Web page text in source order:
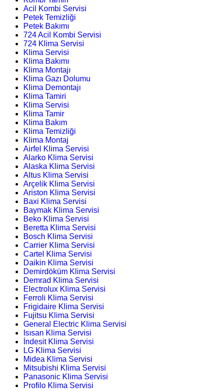
Acil Kombi Servisi
Petek Temizliği
Petek Bakımı
724 Acil Kombi Servisi
724 Klima Servisi
Klima Servisi
Klima Bakımı
Klima Montajı
Klima Gazı Dolumu
Klima Demontajı
Klima Tamiri
Klima Servisi
Klima Tamir
Klima Bakım
Klima Temizliği
Klima Montaj
Airfel Klima Servisi
Alarko Klima Servisi
Alaska Klima Servisi
Altus Klima Servisi
Arçelik Klima Servisi
Ariston Klima Servisi
Baxi Klima Servisi
Baymak Klima Servisi
Beko Klima Servisi
Beretta Klima Servisi
Bosch Klima Servisi
Carrier Klima Servisi
Cartel Klima Servisi
Daikin Klima Servisi
Demirdöküm Klima Servisi
Demrad Klima Servisi
Electrolux Klima Servisi
Ferroli Klima Servisi
Frigidaire Klima Servisi
Fujitsu Klima Servisi
General Electric Klima Servisi
Isısan Klima Servisi
İndesit Klima Servisi
LG Klima Servisi
Midea Klima Servisi
Mitsubishi Klima Servisi
Panasonic Klima Servisi
Profilo Klima Servisi